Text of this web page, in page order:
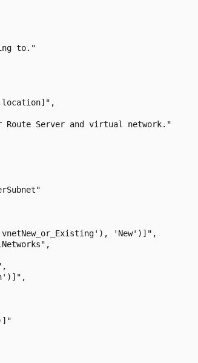
to."
Route Server and virtual network."
'New')]",